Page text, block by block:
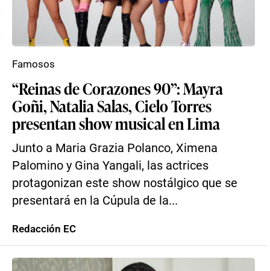
“Reinas de Corazones 90”: Mayra
Goñi, Natalia Salas, Cielo Torres
presentan show musical en Lima
Junto a Maria Grazia Polanco, Ximena
Palomino y Gina Yangali, las actrices
protagonizan este show nostálgico que se
presentará en la Cúpula de la...
Famosos
Redacción EC